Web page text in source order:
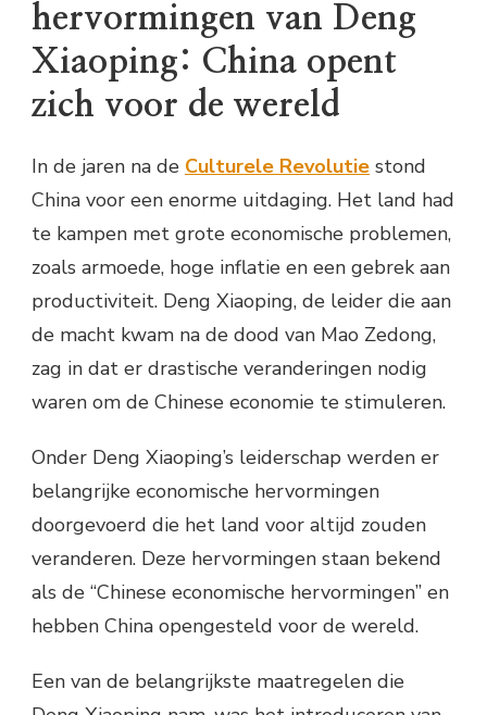
hervormingen van Deng
Xiaoping: China opent
zich voor de wereld
In de jaren na de Culturele Revolutie stond
China voor een enorme uitdaging. Het land had
te kampen met grote economische problemen,
zoals armoede, hoge inflatie en een gebrek aan
productiviteit. Deng Xiaoping, de leider die aan
de macht kwam na de dood van Mao Zedong,
zag in dat er drastische veranderingen nodig
waren om de Chinese economie te stimuleren.
Onder Deng Xiaoping’s leiderschap werden er
belangrijke economische hervormingen
doorgevoerd die het land voor altijd zouden
veranderen. Deze hervormingen staan bekend
als de “Chinese economische hervormingen” en
hebben China opengesteld voor de wereld.
Een van de belangrijkste maatregelen die